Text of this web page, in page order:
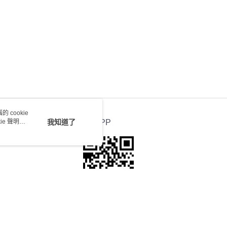
官方APP
的 cookie
聲明使
我知道了